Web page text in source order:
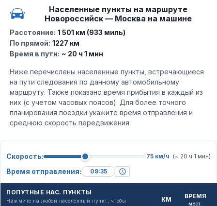
Населенные пункты на маршруте
Новороссийск — Москва на машине
Расстояние: 1 501 км (933 миль)
По прямой: 1227 км
Время в пути: ~ 20 ч 1 мин
Ниже перечислены населенные пункты, встречающиеся
на пути следования по данному автомобильному
маршруту. Также показано время прибытия в каждый из
них (с учетом часовых поясов). Для более точного
планирования поездки укажите время отправления и
среднюю скорость передвижения.
Скорость: 75 км/ч (~ 20 ч 1 мин)
Время отправления:
ПОПУТНЫЕ НАС. ПУНКТЫ
Нажмите на любой населенный пункт, чтобы
КМ ВРЕМЯ
мест.